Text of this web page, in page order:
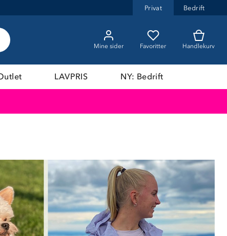
Privat Bedrift
Mine sider Favoritter Handlekurv
LAVPRIS NY: Bedrift